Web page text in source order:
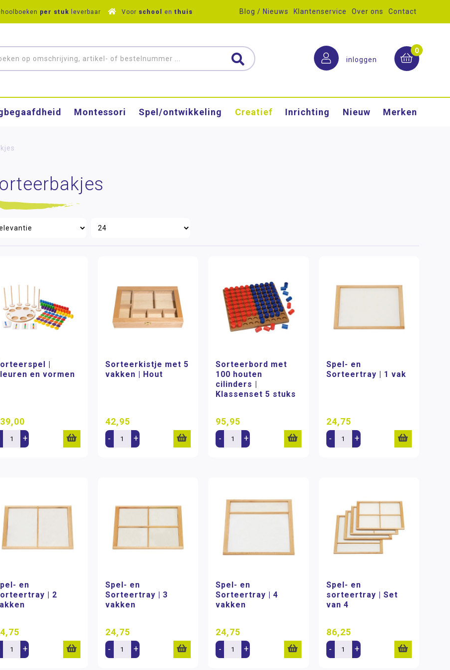
per stuk leverbaar Voor school en thuis Blog / Nieuws Klantenservice Over ons Contact
inloggen
0
Montessori Spel/ontwikkeling Creatief Inrichting Nieuw Merken
|
en vormen
+
Sorteerkistje met 5
vakken | Hout
42,95
- +
Sorteerbord met
100 houten
cilinders |
Klassenset 5 stuks
95,95
- +
Spel- en
Sorteertray | 1 vak
24,75
- +
en
| 2
+
Spel- en
Sorteertray | 3
vakken
24,75
- +
Spel- en
Sorteertray | 4
vakken
24,75
- +
Spel- en
sorteertray | Set
van 4
86,25
- +